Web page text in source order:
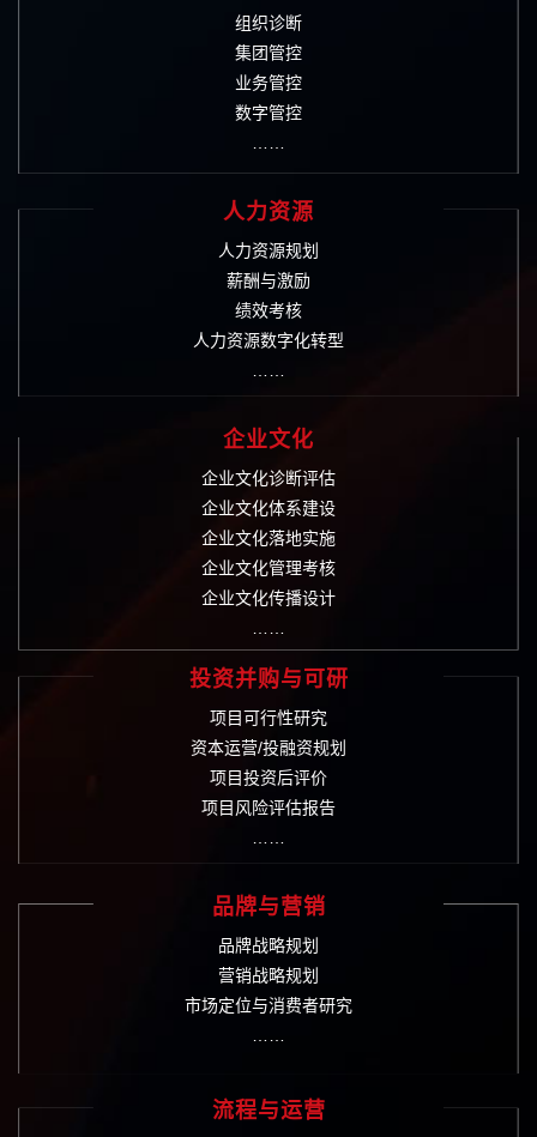
组织诊断
集团管控
业务管控
数字管控
人力资源
人力资源规划
薪酬与激励
绩效考核
人力资源数字化转型
企业文化
企业文化诊断评估
企业文化体系建设
企业文化落地实施
企业文化管理考核
企业文化传播设计
投资并购与可研
项目可行性研究
资本运营/投融资规划
项目投资后评价
项目风险评估报告
品牌与营销
品牌战略规划
营销战略规划
市场定位与消费者研究
流程与运营